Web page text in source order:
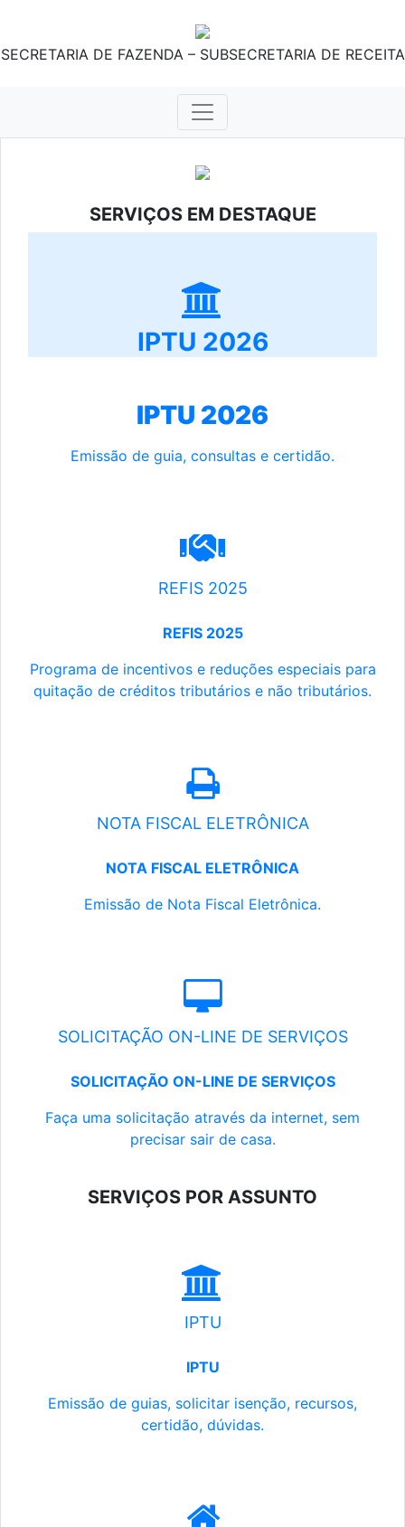
SECRETARIA DE FAZENDA – SUBSECRETARIA DE RECEITA
SERVIÇOS EM DESTAQUE
IPTU 2026
IPTU 2026
Emissão de guia, consultas e certidão.
REFIS 2025
REFIS 2025
Programa de incentivos e reduções especiais para
quitação de créditos tributários e não tributários.
NOTA FISCAL ELETRÔNICA
NOTA FISCAL ELETRÔNICA
Emissão de Nota Fiscal Eletrônica.
SOLICITAÇÃO ON-LINE DE SERVIÇOS
SOLICITAÇÃO ON-LINE DE SERVIÇOS
Faça uma solicitação através da internet, sem
precisar sair de casa.
SERVIÇOS POR ASSUNTO
IPTU
IPTU
Emissão de guias, solicitar isenção, recursos,
certidão, dúvidas.